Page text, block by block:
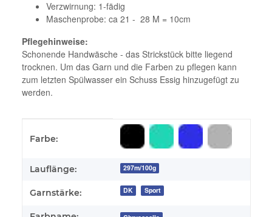
Verzwirnung: 1-fädig
Maschenprobe: ca 21 - 28 M = 10cm
Pflegehinweise:
Schonende Handwäsche - das Strickstück bitte liegend
trocknen. Um das Garn und die Farben zu pflegen kann
zum letzten Spülwasser ein Schuss Essig hinzugefügt zu
werden.
Farbe:
Lauflänge: 297m/100g
Garnstärke: DK Sport